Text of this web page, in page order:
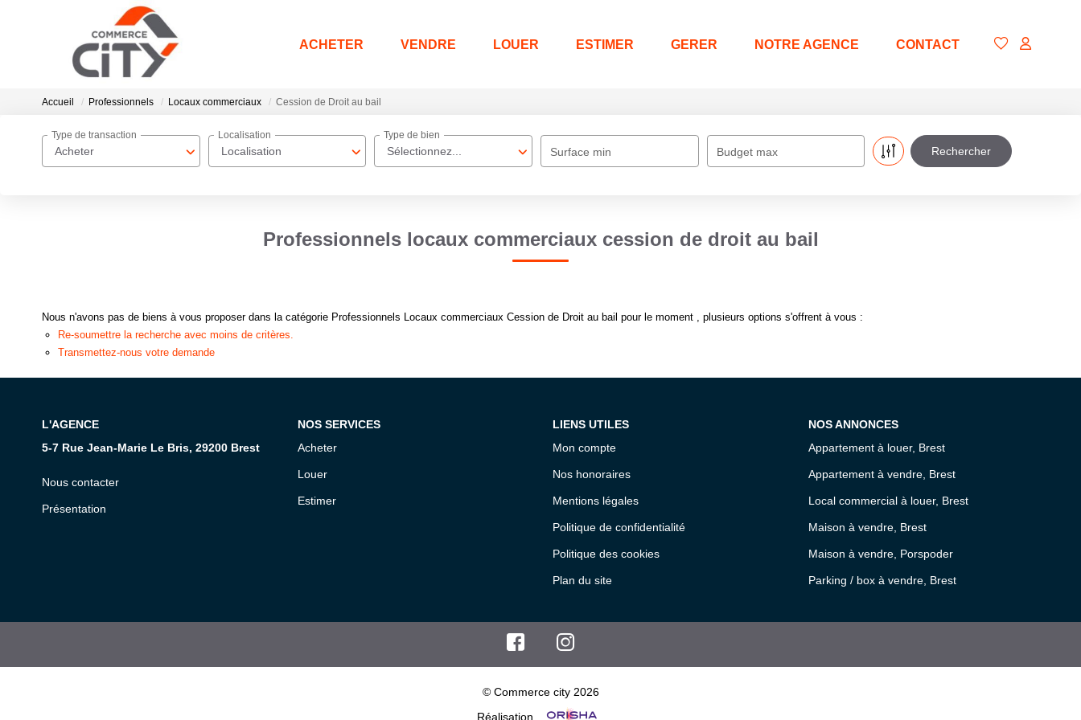
ACHETER VENDRE LOUER ESTIMER GERER NOTRE AGENCE CONTACT
Accueil Professionnels Locaux commerciaux Cession de Droit au bail
Acheter
Type de transaction
Localisation
Localisation
Sélectionnez...
Type de bien
Surface min Budget max
Professionnels locaux commerciaux cession de droit au bail
Nous n'avons pas de biens à vous proposer dans la catégorie Professionnels Locaux commerciaux Cession de Droit au bail pour le moment , plusieurs options s'offrent à vous :
Re-soumettre la recherche avec moins de critères.
Transmettez-nous votre demande
L'AGENCE
5-7 Rue Jean-Marie Le Bris, 29200 Brest
Nous contacter
Présentation
NOS SERVICES
Acheter
Louer
Estimer
LIENS UTILES
Mon compte
Nos honoraires
Mentions légales
Politique de confidentialité
Politique des cookies
Plan du site
NOS ANNONCES
Appartement à louer, Brest
Appartement à vendre, Brest
Local commercial à louer, Brest
Maison à vendre, Brest
Maison à vendre, Porspoder
Parking / box à vendre, Brest
© Commerce city 2026
Réalisation